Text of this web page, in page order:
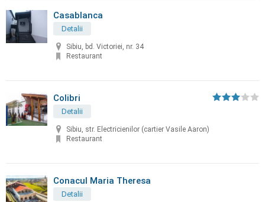
Casablanca
Detalii
Sibiu, bd. Victoriei, nr. 34
Restaurant
Colibri
Detalii
Sibiu, str. Electricienilor (cartier Vasile Aaron)
Restaurant
Conacul Maria Theresa
Detalii